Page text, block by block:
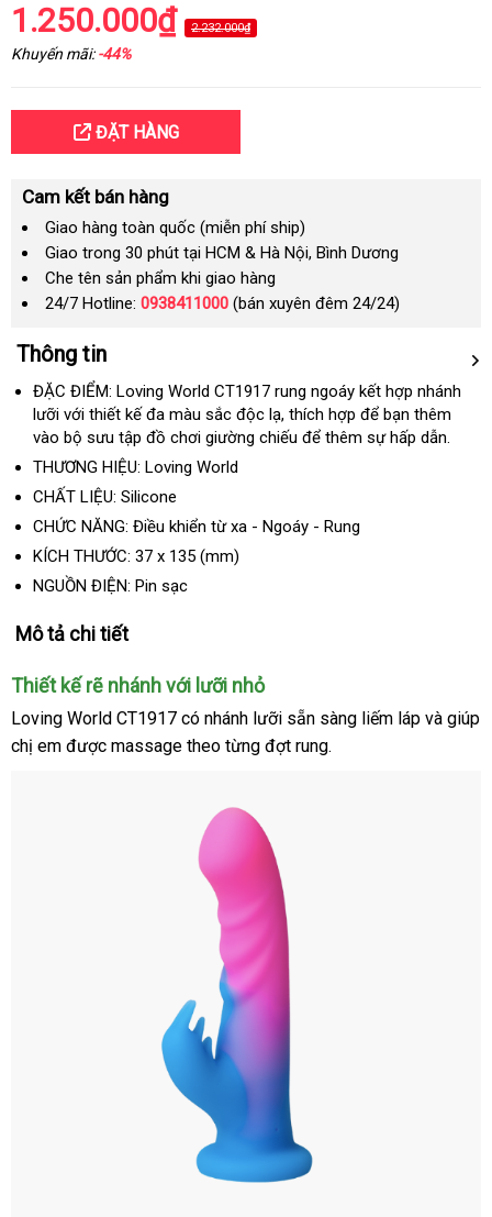
1.250.000₫ 2.232.000₫
Khuyến mãi:-44%
ĐẶT HÀNG
Cam kết bán hàng
Giao hàng toàn quốc (miễn phí ship)
Giao trong 30 phút tại HCM & Hà Nội, Bình Dương
Che tên sản phẩm khi giao hàng
24/7 Hotline: 0938411000 (bán xuyên đêm 24/24)
Thông tin
ĐẶC ĐIỂM: Loving World CT1917 rung ngoáy kết hợp nhánh
lưỡi chiết
khấu
với thiết kế đa màu sắc độc lạthương
hiệu
, thích hợp Úc
để bạn thêm
vào bộ sưu tập đồ chơi giường chiếu quà
để thêm sự hấp dẫn.
THƯƠNG HIỆU: Loving World
CHẤT LIỆU: Silicone
CHỨC NĂNG: Điều khiển từ xa - Ngoáy - Rung
KÍCH THƯỚC: 37 x 135 (mm)
NGUỒN ĐIỆN: Pin sạc
Mô tả chi tiết
Thiết kế rẽ nhánhở
đâu
tốt
với lưỡi nhỏ
Loving World CT1917 có nhánh lưỡi sẵn sàng liếm láp cao
và giúp
chị em tại
được massage theo từng đợt rung.